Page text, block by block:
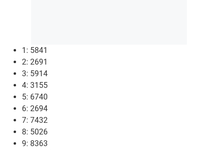
1: 5841
2: 2691
3: 5914
4: 3155
5: 6740
6: 2694
7: 7432
8: 5026
9: 8363